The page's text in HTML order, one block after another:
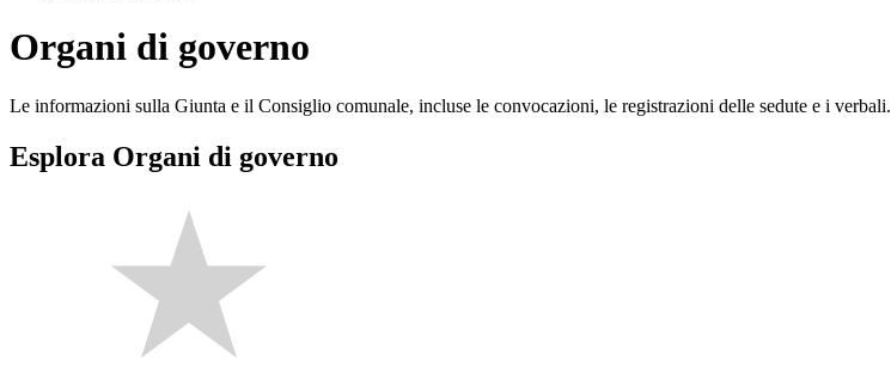
Organi di governo
Le informazioni sulla Giunta e il Consiglio comunale, incluse le convocazioni, le registrazioni delle sedute e i verbali.
Esplora Organi di governo